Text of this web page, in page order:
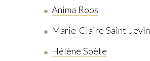
Anima Roos
Marie-Claire Saint-Jevin
Hélène Soète